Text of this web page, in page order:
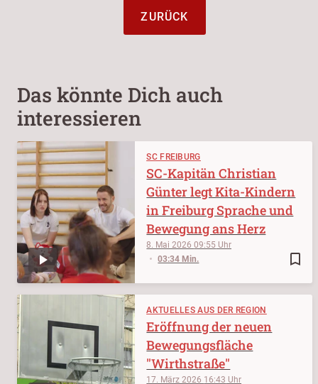
ZURÜCK
Das könnte Dich auch
interessieren
SC FREIBURG
bookmark_border
8. Mai 202609:55
03:34 Min.
SC-Kapitän Christian
Günter legt Kita-Kindern
in Freiburg Sprache und
Bewegung ans Herz
AKTUELLES AUS DER REGION
17. März 2026 16:43
Eröffnung der neuen
Bewegungsfläche
"Wirthstraße"